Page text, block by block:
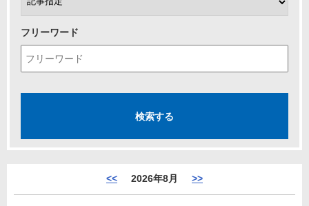
フリーワード
<< 2026年8月 >>